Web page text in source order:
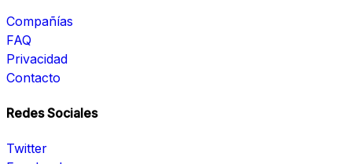
Compañías
FAQ
Privacidad
Contacto
Redes Sociales
Twitter